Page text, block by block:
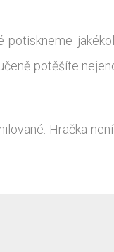
potěšíte
Hračka